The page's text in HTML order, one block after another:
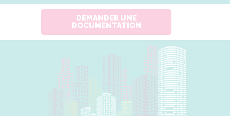
DEMANDER UNE
DOCUMENTATION